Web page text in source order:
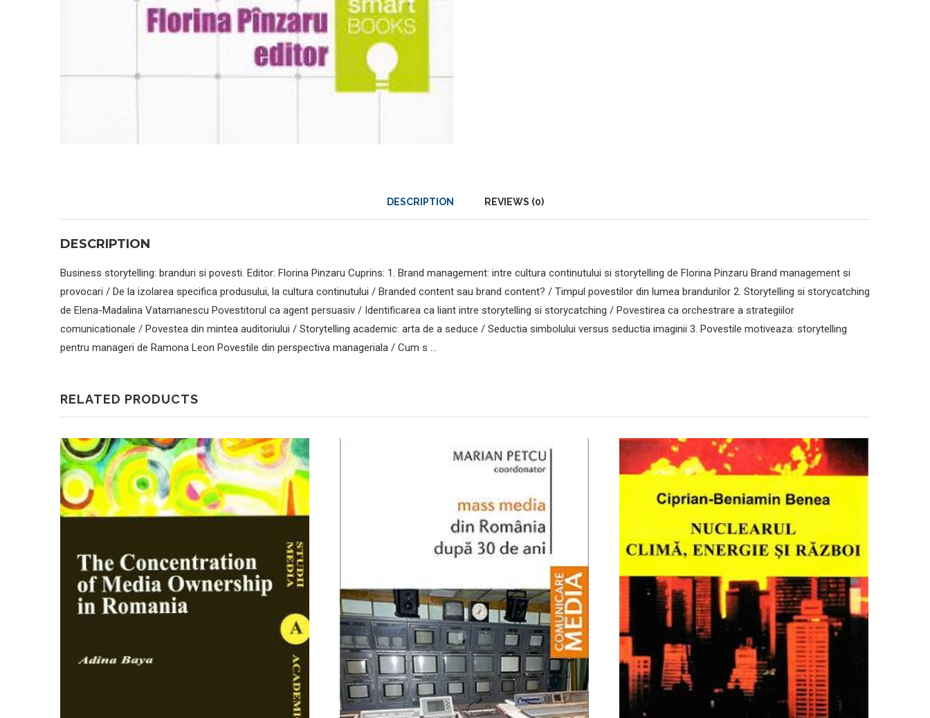
DESCRIPTION REVIEWS (0)
DESCRIPTION
Business storytelling: branduri si povesti. Editor: Florina Pinzaru Cuprins: 1. Brand management: intre cultura continutului si storytelling de Florina Pinzaru Brand management si
provocari / De la izolarea specifica produsului, la cultura continutului / Branded content sau brand content? / Timpul povestilor din lumea brandurilor 2. Storytelling si storycatching
de Elena-Madalina Vatamanescu Povestitorul ca agent persuasiv / Identificarea ca liant intre storytelling si storycatching / Povestirea ca orchestrare a strategiilor
comunicationale / Povestea din mintea auditoriului / Storytelling academic: arta de a seduce / Seductia simbolului versus seductia imaginii 3. Povestile motiveaza: storytelling
pentru manageri de Ramona Leon Povestile din perspectiva manageriala / Cum s …
RELATED PRODUCTS